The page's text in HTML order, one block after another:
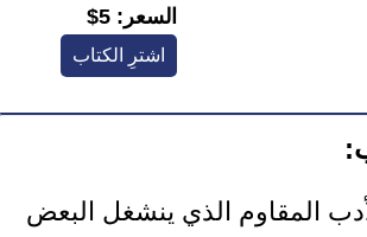
السعر: 5$
اشترِ الكتاب
المقاوم الذي ينشغل البعض